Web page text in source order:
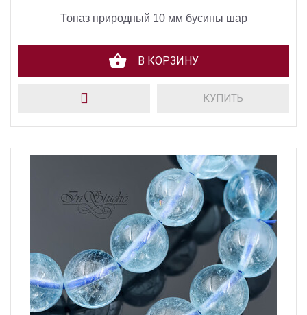
Топаз природный 10 мм бусины шар
В КОРЗИНУ
КУПИТЬ